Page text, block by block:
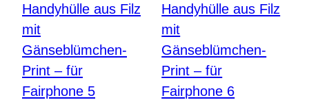
Handyhülle aus Filz
mit
Gänseblümchen-
Print – für
Fairphone 5
Handyhülle aus Filz
mit
Gänseblümchen-
Print – für
Fairphone 6